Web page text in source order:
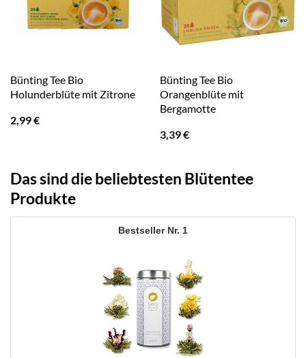
Bünting Tee Bio
Holunderblüte mit Zitrone
2,99€
Bünting Tee Bio
Orangenblüte mit
Bergamotte
3,39€
Das sind die beliebtesten Blütentee
Produkte
1